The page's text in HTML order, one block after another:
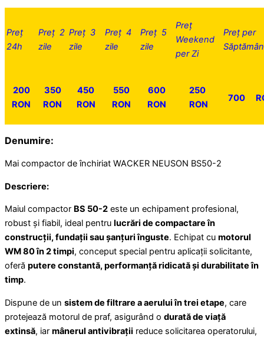
Preț
24h
Preț 2
zile
Preț 3
zile
Preț 4
zile
Preț 5
zile
Preț
Weekend
per Zi
Preț per
200
RON
350
RON
450
RON
550
RON
600
RON
250
RON
700
Denumire:
Mai compactor de închiriat WACKER NEUSON BS50-2
Descriere:
Maiul compactor BS 50-2 este un echipament profesional,
robust și fiabil, ideal pentru lucrări de compactare în
construcții, fundații sau șanțuri înguste. Echipat cu motorul
WM 80 în 2 timpi, conceput special pentru aplicații solicitante,
oferă putere constantă, performanță ridicată și durabilitate în
timp.
Dispune de un sistem de filtrare a aerului în trei etape, care
protejează motorul de praf, asigurând o durată de viață
extinsă, iar mânerul antivibrații reduce solicitarea operatorului,